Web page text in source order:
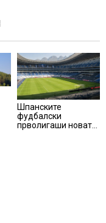
Шпанските
фудбалски
прволигаши новата